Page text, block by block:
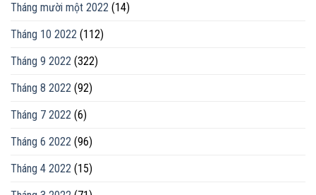
Tháng mười một 2022 (14)
Tháng 10 2022 (112)
Tháng 9 2022 (322)
Tháng 8 2022 (92)
Tháng 7 2022 (6)
Tháng 6 2022 (96)
Tháng 4 2022 (15)